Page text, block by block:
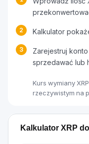
2 Kalkulator
3
Zarejestruj
sprzedawać lub
Kurs wymiany
rzeczywistym na
Kalkulator XRP